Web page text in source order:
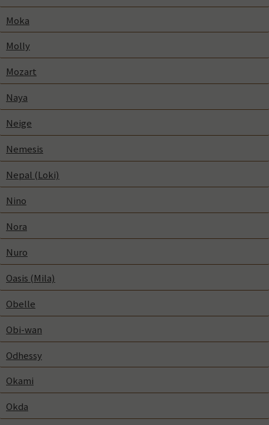
Moka
Molly
Mozart
Naya
Neige
Nemesis
Nepal (Loki)
Nino
Nora
Nuro
Oasis (Mila)
Obelle
Obi-wan
Odhessy
Okami
Okda